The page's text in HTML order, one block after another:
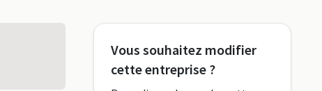
Vous souhaitez modifier
cette entreprise ?